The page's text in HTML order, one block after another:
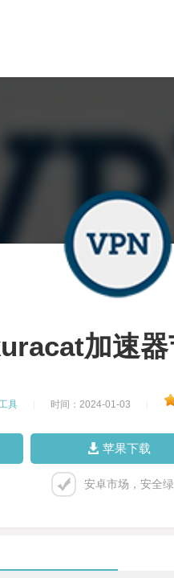
加速
工具 时间：2024-01-03
苹果下载
安卓市场，安全